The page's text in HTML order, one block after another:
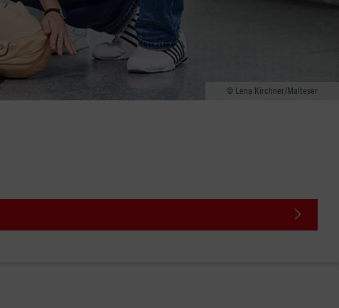
Lena Kirchner/Malteser